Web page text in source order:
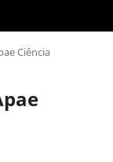
Ciência